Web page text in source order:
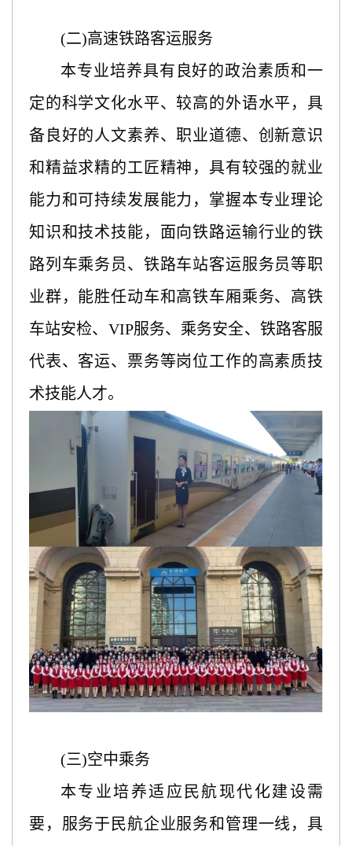
(二)高速铁路客运服务
本专业培养具有良好的政治素质和一
定的科学文化水平、较高的外语水平，具
备良好的人文素养、职业道德、创新意识
和精益求精的工匠精神，具有较强的就业
能力和可持续发展能力，掌握本专业理论
知识和技术技能，面向铁路运输行业的铁
路列车乘务员、铁路车站客运服务员等职
业群，能胜任动车和高铁车厢乘务、高铁
车站安检、VIP服务、乘务安全、铁路客服
代表、客运、票务等岗位工作的高素质技
术技能人才。
(三)空中乘务
本专业培养适应民航现代化建设需
要，服务于民航企业服务和管理一线，具